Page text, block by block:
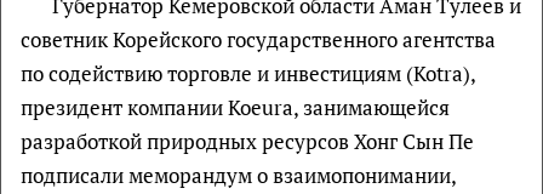
советник Корейского государственного агентства
по содействию торговле и инвестициям (Kotra),
президент компании Koeura, занимающейся
разработкой природных ресурсов Хонг Сын Пе
подписали меморандум о взаимопонимании,